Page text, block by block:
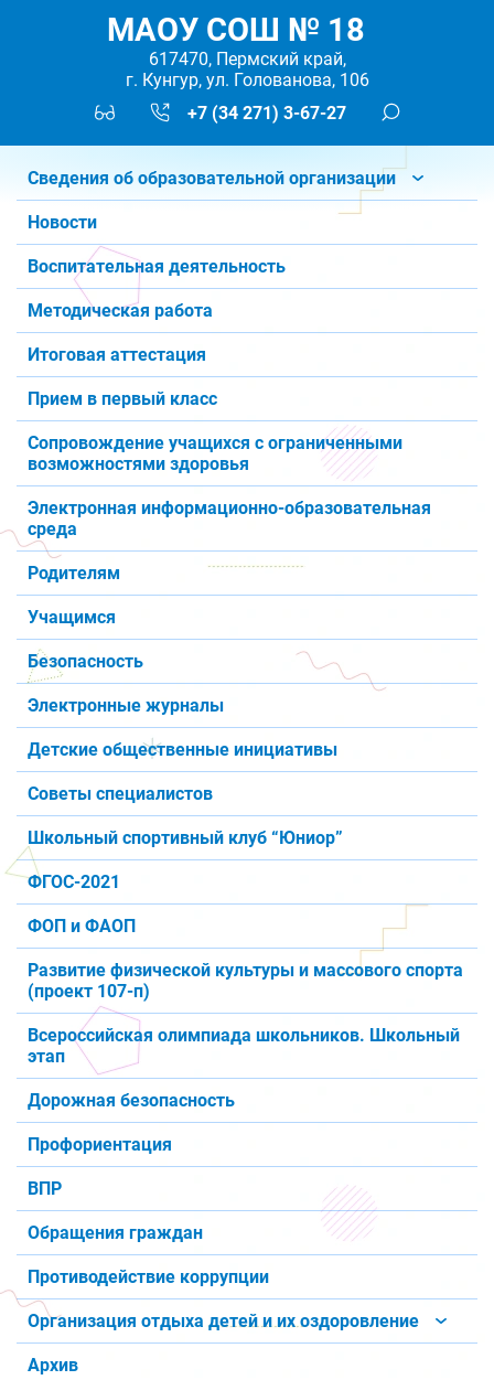
МАОУ СОШ № 18
617470, Пермский край,
г. Кунгур, ул. Голованова, 106
+7 (34 271) 3-67-27
Сведения об образовательной организации
Новости
Воспитательная деятельность
Методическая работа
Итоговая аттестация
Прием в первый класс
Сопровождение учащихся с ограниченными
возможностями здоровья
Электронная информационно-образовательная
среда
Родителям
Учащимся
Безопасность
Электронные журналы
Детские общественные инициативы
Советы специалистов
Школьный спортивный клуб “Юниор”
ФГОС-2021
ФОП и ФАОП
Развитие физической культуры и массового спорта
(проект 107-п)
Всероссийская олимпиада школьников. Школьный
этап
Дорожная безопасность
Профориентация
ВПР
Обращения граждан
Противодействие коррупции
Организация отдыха детей и их оздоровление
Архив